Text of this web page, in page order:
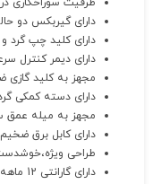
دارای گیربکس دو
دارای کلید چپ گرد
دارای دیمر کنترل
مجهز به کلید گازی
دارای دسته کمکی گردان 360
مجهز به میله عمق
دارای کابل برق
طراحی
دارای گارانتی 12 ماهه